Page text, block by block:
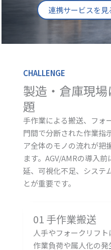
連携サービスを見
CHALLENGE
製造・倉庫現
題
手作業による搬送、フォ
門間で分断された作業指
ア全体のモノの流れが把
ます。AGV/AMRの導入
延、可視化不足、システ
とが重要です。
01 手作業搬送
人手やフォークリフト
作業負荷や属人化の発